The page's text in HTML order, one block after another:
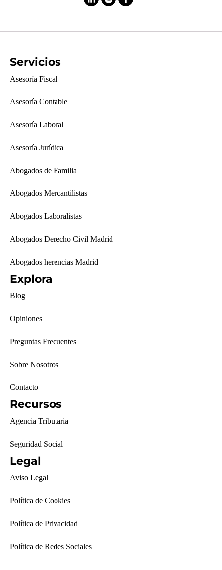
Servicios
Asesoría Fiscal
Asesoría Contable
Asesoría Laboral
Asesoría Jurídica
Abogados de Familia
Abogados Mercantilistas
Abogados Laboralistas
Abogados Derecho Civil Madrid
Abogados herencias Madrid
Explora
Blog
Opiniones
Preguntas Frecuentes
Sobre Nosotros
Contacto
Recursos
Agencia Tributaria
Seguridad Social
Legal
Aviso Legal
Política de Cookies
Política de Privacidad
Política de Redes Sociales